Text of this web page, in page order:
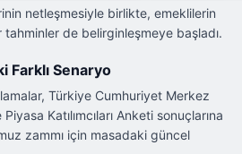
netleşmesiyle birlikte, emeklilerin
tahminler de belirginleşmeye başladı.
Farklı Senaryo
Türkiye Cumhuriyet Merkez
Katılımcıları Anketi sonuçlarına
zammı için masadaki güncel